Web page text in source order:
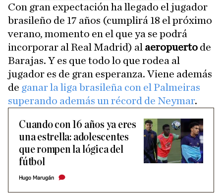
Con gran expectación ha llegado el jugador
brasileño de 17 años (cumplirá 18 el próximo
verano, momento en el que ya se podrá
incorporar al Real Madrid) al aeropuerto de
Barajas. Y es que todo lo que rodea al
jugador es de gran esperanza. Viene además
de ganar la liga brasileña con el Palmeiras
superando además un récord de Neymar.
Cuando con 16 años ya eres
una estrella: adolescentes
que rompen la lógica del
fútbol
Hugo Marugán